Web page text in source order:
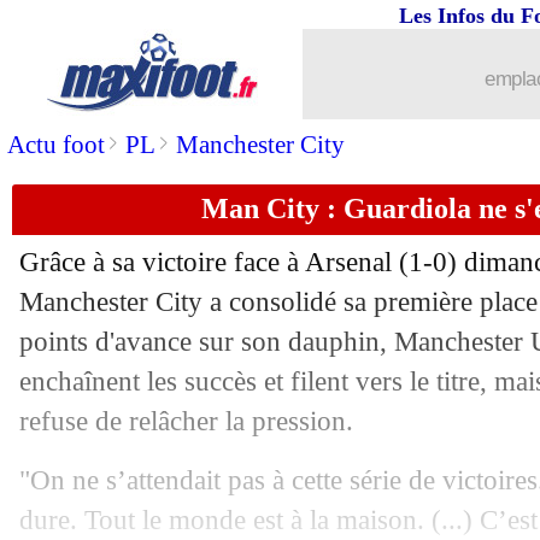
Actu foot> PL > Manchester City
Les Infos du
Man City : Guardiola ne
Grâce à sa victoire face à Arsenal (1-0)
Manchester City a consolidé sa première
points d'avance sur son dauphin, Manchester
enchaînent les succès et filent vers le titre,
refuse de relâcher la pression.
"On ne s’attendait pas à cette série de
dure. Tout le monde est à la maison. (...)
Atletico : le Barça, Suarez n'a pas
22/02 Tottenham: Bale, le triste constat de
: une amende de 700 000 € à
22/02 OM: Longoria, des coachs se sont
22/02 Real : Benzema forfait pour l'Atalanta
22/02 Barça : Alba ne cherche pas d'excuse
22/02 Séville: Liverpool pense à Ocampos
Rennes : Grenier, Maurice reste flou